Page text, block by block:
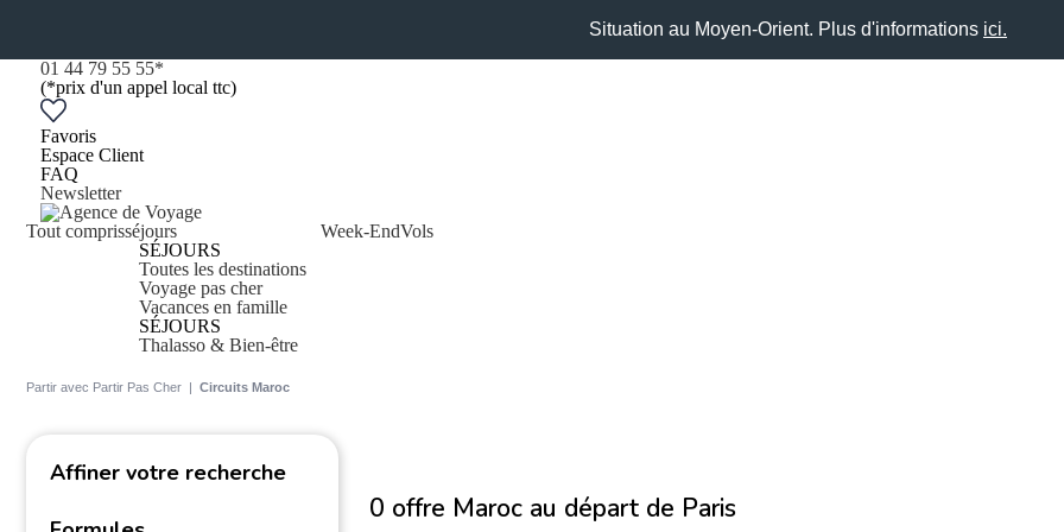
Situation au Moyen-Orient. Plus d'informations ici.
01 44 79 55 55*
(*prix d'un appel local ttc)
Favoris
Espace Client
FAQ
Newsletter
Tout comprisséjours
SÉJOURS
Toutes les destinations
Voyage pas cher
Vacances en famille
SÉJOURS
Thalasso & Bien-être
Week-EndVols
Partir avec Partir Pas Cher | Circuits Maroc
0 offre Maroc au départ de Paris
Affiner votre recherche